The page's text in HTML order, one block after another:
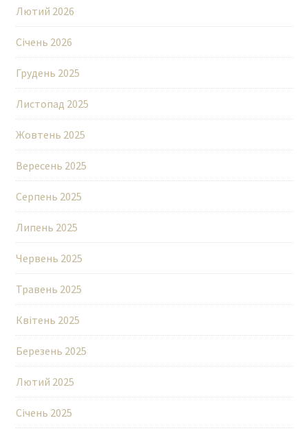
Лютий 2026
Січень 2026
Грудень 2025
Листопад 2025
Жовтень 2025
Вересень 2025
Серпень 2025
Липень 2025
Червень 2025
Травень 2025
Квітень 2025
Березень 2025
Лютий 2025
Січень 2025